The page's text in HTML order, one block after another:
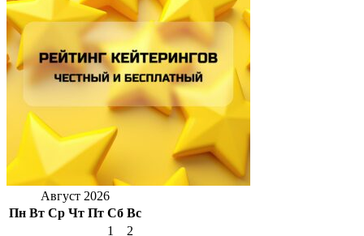
Август 2026
Пн Вт Ср Чт Пт Сб Вс
1
2